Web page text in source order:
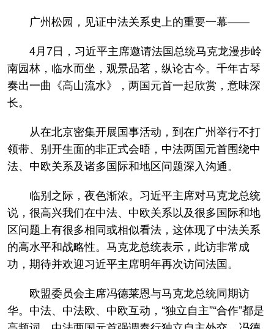
广州松园，见证中法关系史上的重要一幕——
4月7日，习近平主席邀请法国总统马克龙漫步岭
南园林，临水而坐，观景品茗，纵论古今。千年古琴
奏出一曲《高山流水》，两国元首一起欣赏，意味深
长。
从在北京密集开展国事活动，到在广州举行不打
领带、别开生面的非正式会晤，中法两国元首围绕中
法、中欧关系及诸多国际和地区问题深入沟通。
临别之际，夜色渐浓。习近平主席对马克龙总统
说，很高兴我们在中法、中欧关系以及很多国际和地
区问题上有很多相同或相似看法，这体现了中法关系
的高水平和战略性。马克龙总统表示，此访非常成
功，期待并欢迎习近平主席明年再次访问法国。
欧盟委员会主席冯德莱恩与马克龙总统同期访
华。中法、中法欧、中欧互动，“独立自主”“合作”都是